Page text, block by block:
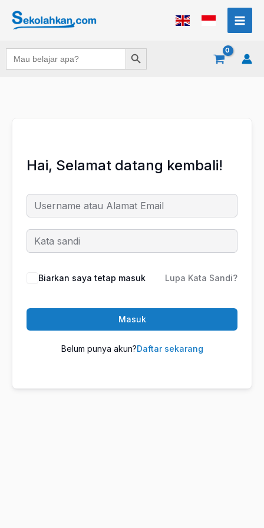
Search
for:
Search Button
Hai, Selamat datang kembali!
Biarkan saya tetap masuk Lupa Kata Sandi?
Masuk
Belum punya akun?Daftar sekarang